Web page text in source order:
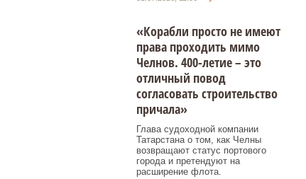
«Корабли просто не имеют
права проходить мимо
Челнов. 400-летие – это
отличный повод
согласовать строительство
причала»
Глава судоходной компании
Татарстана о том, как Челны
возвращают статус портового
города и претендуют на
расширение флота.